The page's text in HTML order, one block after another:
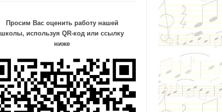
Просим Вас оценить работу нашей
школы, используя QR-код или ссылку
ниже